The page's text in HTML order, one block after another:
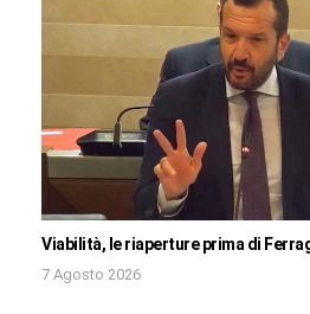
Viabilità, le riaperture prima di
7 Agosto 2026